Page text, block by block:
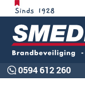
0594 612 260